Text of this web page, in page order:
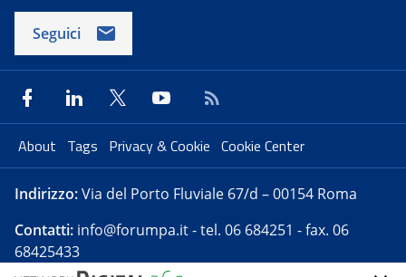
Seguici
About Tags Privacy & Cookie Cookie Center
Indirizzo:Via del Porto Fluviale 67/d – 00154 Roma
Contatti: info@forumpa.it- tel. 06 684251 - fax. 06
68425433